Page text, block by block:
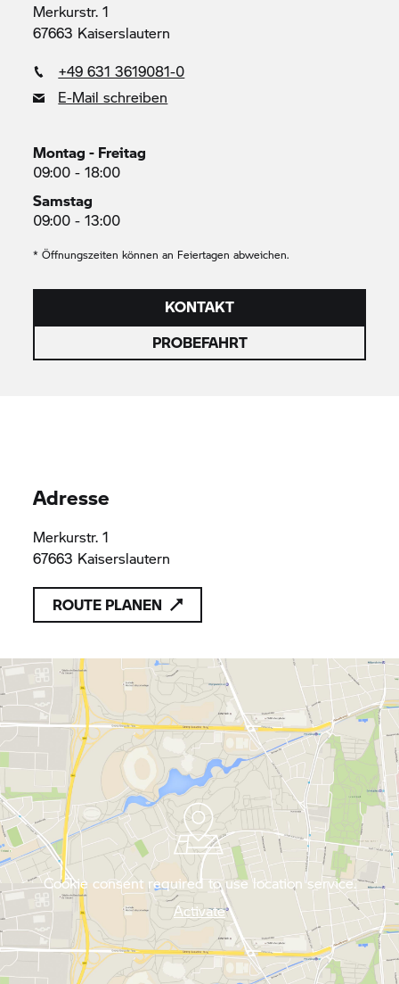
Merkurstr. 1
67663 Kaiserslautern
+49 631 3619081-0
E-Mail schreiben
Montag - Freitag
09:00 - 18:00
Samstag
09:00 - 13:00
* Öffnungszeiten können an Feiertagen abweichen.
KONTAKT
PROBEFAHRT
Adresse
Merkurstr. 1
67663 Kaiserslautern
ROUTE PLANEN
Cookie consent required to use location service.
Activate